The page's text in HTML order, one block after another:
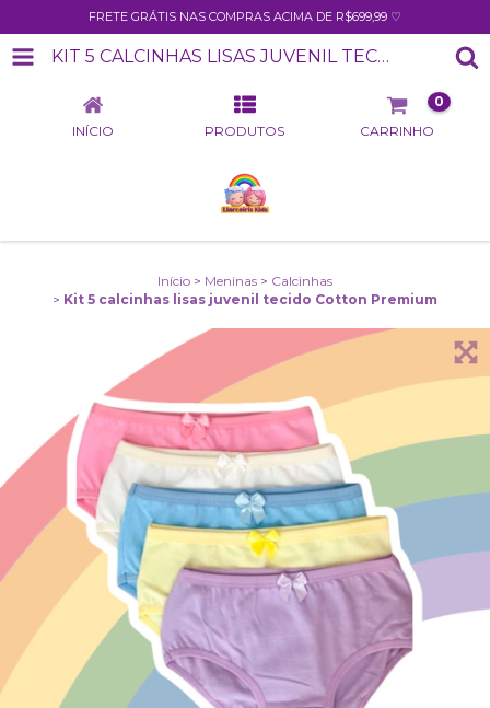
FRETE GRÁTIS NAS COMPRAS ACIMA DE R$699,99 ♡
KIT 5 CALCINHAS LISAS JUVENIL TECIDO COTTON PREMIUM
INÍCIO PRODUTOS CARRINHO
0
Início > Meninas > Calcinhas
> Kit 5 calcinhas lisas juvenil tecido Cotton Premium